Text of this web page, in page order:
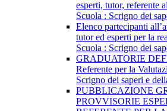
esperti, tutor, referente
Scuola : Scrigno dei
Elenco partecipanti
tutor ed esperti per la
Scuola : Scrigno dei
GRADUATORIE
Referente per la
Scrigno dei saperi e
PUBBLICAZIONE
PROVVISORIE